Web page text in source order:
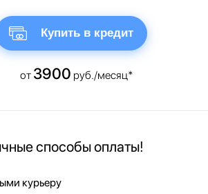
Купить в кредит
от 3900 руб./месяц*
способы оплаты!
курьеру